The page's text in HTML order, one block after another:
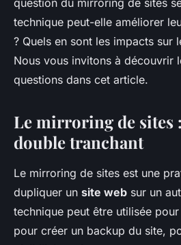
Guillaume •11 mars 2024 •5 min de
question du mirroring de sites
technique peut-elle améliorer
? Quels en sont les impacts sur
Nous vous invitons à découvrir
questions dans cet article.
Le mirroring de sites
double tranchant
Le mirroring de sites est une
dupliquer un site web sur un
technique peut être utilisée
pour créer un backup du site,